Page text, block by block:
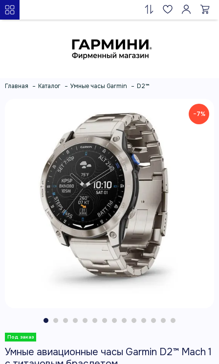
Главная Каталог Умные часы Garmin D2™
−7%
Умные авиационные часы Garmin D2™ Mach 1